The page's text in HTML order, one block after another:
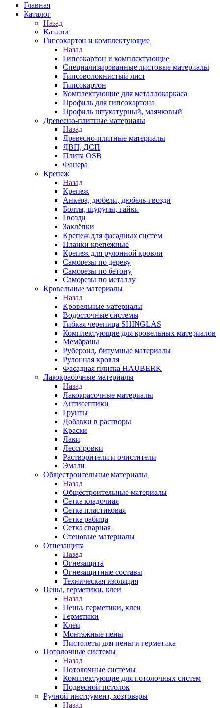
Главная
Каталог
Назад
Каталог
Гипсокартон и комплектующие
Назад
Гипсокартон и комплектующие
Специализированные листовые материалы
Гипсоволокнистый лист
Гипсокартон
Комплектующие для металлокаркаса
Профиль для гипсокартона
Профиль штукатурный, маячковый
Древесно-плитные материалы
Назад
Древесно-плитные материалы
ДВП, ДСП
Плита OSB
Фанера
Крепеж
Назад
Крепеж
Анкера, дюбели, дюбель-гвозди
Болты, шурупы, гайки
Гвозди
Заклёпки
Крепеж для фасадных систем
Планки крепежные
Крепеж для рулонной кровли
Саморезы по дереву
Саморезы по бетону
Саморезы по металлу
Кровельные материалы
Назад
Кровельные материалы
Водосточные системы
Гибкая черепица SHINGLAS
Комплектующие для кровельных материалов
Мембраны
Рубероид, битумные материалы
Рулонная кровля
Фасадная плитка HAUBERK
Лакокрасочные материалы
Назад
Лакокрасочные материалы
Антисептики
Грунты
Добавки в растворы
Краски
Лаки
Лессировки
Растворители и очистители
Эмали
Общестроительные материалы
Назад
Общестроительные материалы
Сетка кладочная
Сетка пластиковая
Сетка рабица
Сетка сварная
Стеновые материалы
Огнезащита
Назад
Огнезащита
Огнезащитные составы
Техническая изоляция
Пены, герметики, клеи
Назад
Пены, герметики, клеи
Герметики
Клеи
Монтажные пены
Пистолеты для пены и герметика
Потолочные системы
Назад
Потолочные системы
Комплектующие для потолочных систем
Подвесной потолок
Ручной инструмент, хозтовары
Назад